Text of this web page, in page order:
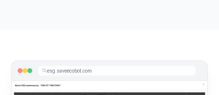
esg.saveecobot.com